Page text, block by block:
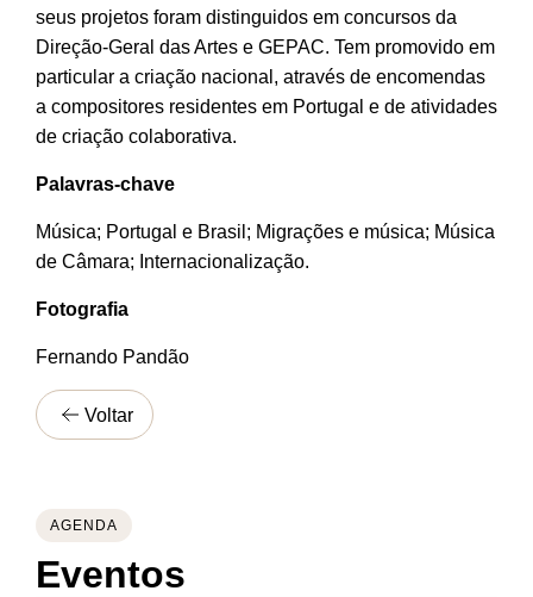
seus projetos foram distinguidos em concursos da
Direção-Geral das Artes e GEPAC. Tem promovido em
particular a criação nacional, através de encomendas
a compositores residentes em Portugal e de atividades
de criação colaborativa.
Palavras-chave
Música; Portugal e Brasil; Migrações e música; Música
de Câmara; Internacionalização.
Fotografia
Fernando Pandão
Voltar
AGENDA
Eventos